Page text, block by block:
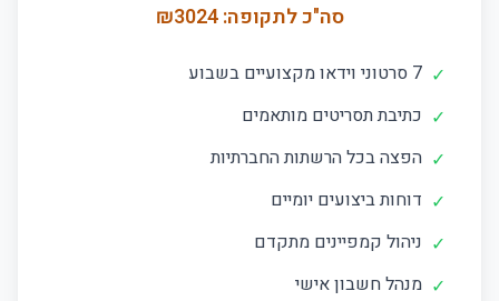
סה"כ לתקופה: ₪3024
✓ 7 סרטוני וידאו מקצועיים בשבוע
✓ כתיבת תסריטים מותאמים
✓ הפצה בכל הרשתות החברתיות
✓ דוחות ביצועים יומיים
✓ ניהול קמפיינים מתקדם
✓ מנהל חשבון אישי